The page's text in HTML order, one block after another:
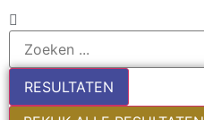
RESULTATEN